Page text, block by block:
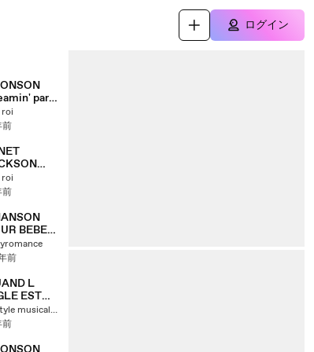
ログイン
par S
de la
roi
前
de la
roi
前
BEBE
前
L
EST
le style musical de michel rocca
前